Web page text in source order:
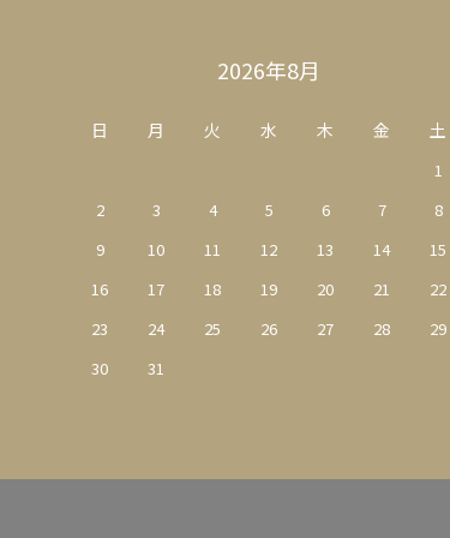
2026年8月
日 月 火 水 木 金 土
1
2
3 4 5 6 7
8
9
10 11 12 13 14
15
16
17 18 19 20 21
22
23
24 25 26 27 28
29
30
31